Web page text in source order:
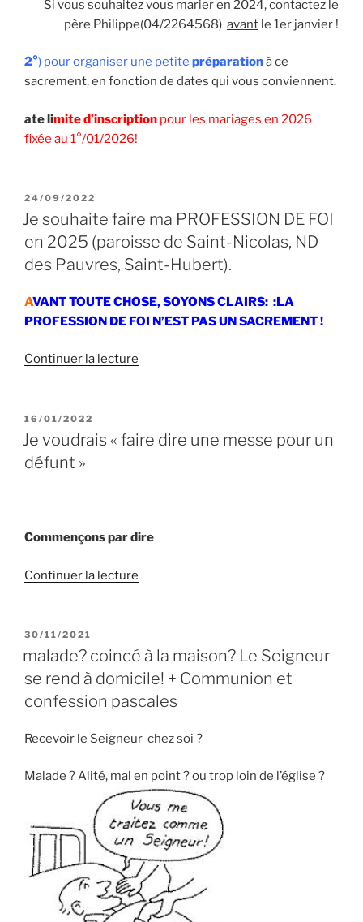
Si vous souhaitez vous marier en 2024, contactez le
père Philippe(04/2264568) avant le 1er janvier !
2°) pour organiser une petite préparationà ce
sacrement, en fonction de dates qui vous conviennent.
ate limite d’inscription pour les mariages en 2026
fixée au 1°/01/2026!
PUBLIÉ
LE
24/09/2022
Je souhaite faire ma PROFESSION DE FOI
en 2025 (paroisse de Saint-Nicolas, ND
des Pauvres, Saint-Hubert).
AVANT TOUTE CHOSE, SOYONS CLAIRS: :LA
PROFESSION DE FOI N’EST PAS UN SACREMENT!
Continuer la lecture
ma
2025
des
Pauvres,
Saint-
Hubert). »
PUBLIÉ
LE
16/01/2022
Je voudrais « faire dire une messe pour un
défunt »
Commençons par dire
Continuer la lecture
dire
une
messe
pour
PUBLIÉ
30/11/2021
malade? coincé à la maison? Le Seigneur
se rend à domicile! + Communion et
confession pascales
Recevoir le Seigneur chez soi ?
Malade ? Alité, mal en point ? ou trop loin de l’église ?